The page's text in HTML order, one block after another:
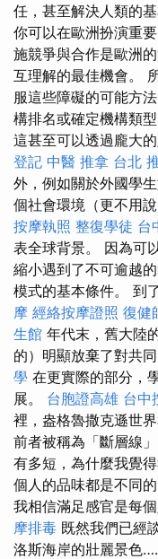
任，甚至解決人類的
你可以在歐洲扮演重
施競爭與合作是歐洲
互理解的最佳機會。
服這些障礙的可能方法
構排名或確定機構類
這甚至可以透過龐大
登記 中醫 推拿 台北
外，例如關於外國學
個社會環境（更不用
按摩執照 整復學徒 台
表全球背景。 因為可
縮小遇到了不可逾越
模式的基本條件。 到
摩 經絡按摩證照 復健
生館 年代末，舊大陸
的）明顯放棄了對共
學 在更實際的部分，
展。 台胞證高雄 台中
裡，盎格魯撒克遜世
前者被稱為「斷層線
有多短，為什麼我覺
個人的品味都是不同
我相信滿足感官是每
摩排毒 既然我們已經
洛斯海岸的壯麗景色